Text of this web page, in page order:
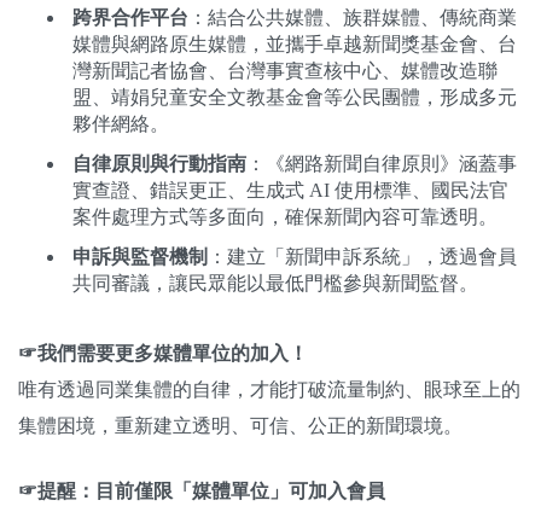
跨界合作平台 ：結合公共媒體、族群媒體、傳統商業
媒體與網路原生媒體，並攜手卓越新聞獎基金會、台
灣新聞記者協會、台灣事實查核中心、媒體改造聯
盟、靖娟兒童安全文教基金會等公民團體，形成多元
夥伴網絡。
自律原則與行動指南 ：《網路新聞自律原則》涵蓋事
實查證、錯誤更正、生成式 AI 使用標準、國民法官
案件處理方式等多面向，確保新聞內容可靠透明。
申訴與監督機制 ：建立「新聞申訴系統」，透過會員
共同審議，讓民眾能以最低門檻參與新聞監督。
☞我們需要更多媒體單位的加入！
唯有透過同業集體的自律，才能打破流量制約、眼球至上的
集體困境，重新建立透明、可信、公正的新聞環境。
☞提醒：目前僅限「媒體單位」可加入會員